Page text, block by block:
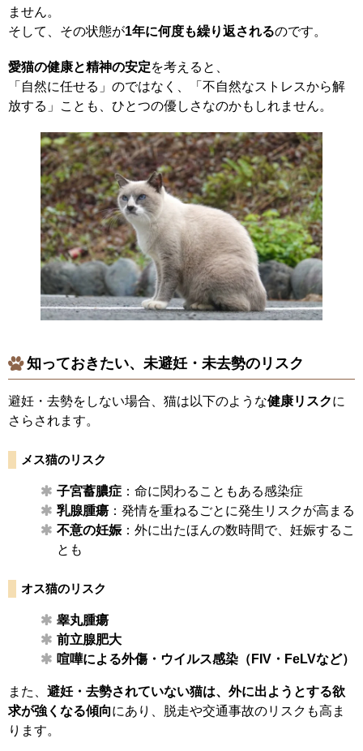
ません。
そして、その状態が1年に何度も繰り返されるのです。
愛猫の健康と精神の安定を考えると、
「自然に任せる」のではなく、「不自然なストレスから解
放する」ことも、ひとつの優しさなのかもしれません。
知っておきたい、未避妊・未去勢のリスク
避妊・去勢をしない場合、猫は以下のような健康リスクに
さらされます。
メス猫のリスク
子宮蓄膿症 ：命に関わることもある感染症
乳腺腫瘍 ：発情を重ねるごとに発生リスクが高まる
不意の妊娠：外に出たほんの数時間で、妊娠するこ
とも
オス猫のリスク
睾丸腫瘍
前立腺肥大
喧嘩による外傷・ウイルス感染（FIV・FeLVなど）
また、 避妊・去勢されていない猫は、外に出ようとする欲
求が強くなる傾向にあり、脱走や交通事故のリスクも高ま
ります。